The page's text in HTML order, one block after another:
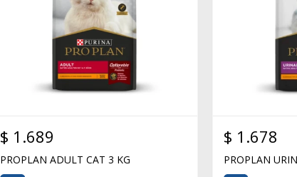
$ 1.689
PROPLAN ADULT CAT 3 KG
$ 1.678
PROPLAN